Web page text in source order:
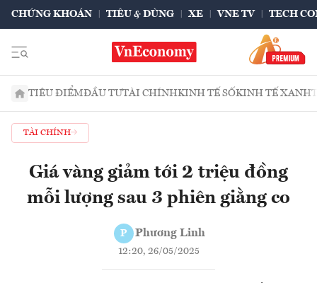
CHỨNG KHOÁN TIÊU & DÙNG XE VNE TV TECH
TIÊU ĐIỂMĐẦU TƯTÀI CHÍNHKINH TẾ SỐKINH TẾ XANH
TÀI CHÍNH
Giá vàng giảm tới 2 triệu đồng
mỗi lượng sau 3 phiên giằng co
P Phương Linh
12:20, 26/05/2025